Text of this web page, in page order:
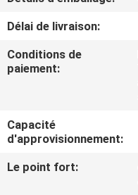
QUALITÉ
CONTACTEZ-
NOUVELLES
Délai de livraison:
Conditions de
paiement:
Capacité
d'approvisionnement:
Le point fort: